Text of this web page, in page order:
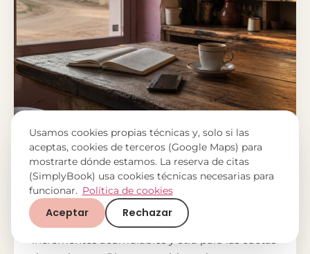
31 DE JULIO DE 2026
Ayudas autoempleo mujeres Castilla
y León: dos que valen
Ayudas al autoempleo en Castilla y León con
incrementos acumulables y otra para las cuotas
Usamos cookies propias técnicas y, solo si las
aceptas, cookies de terceros (Google Maps) para
mostrarte dónde estamos. La reserva de citas
(SimplyBook) usa cookies técnicas necesarias para
funcionar. Política de cookies
Aceptar Rechazar